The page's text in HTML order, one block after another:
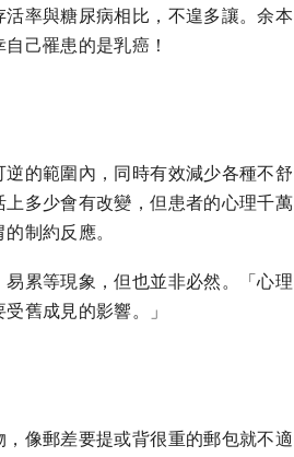
率與糖尿病相比，不遑多讓。余本
己罹患的是乳癌！
的範圍內，同時有效減少各種不舒
多少會有改變，但患者的心理千萬
制約反應。
累等現象，但也並非必然。「心理
舊成見的影響。」
像郵差要提或背很重的郵包就不適